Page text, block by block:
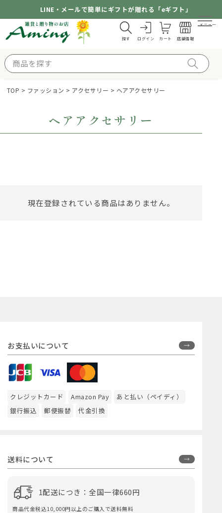
LINE・メールで簡単にギフトが贈れる「eギフト」
探す ログイン カート 店舗情報
メニュー
TOP ファッション アクセサリー ヘアアクセサリー
ヘアアクセサリー
現在登録されている商品はありません。
お支払いについて
クレジットカード Amazon Pay
あと払い（ペイディ）
銀行振込
郵便振替 代金引換
送料について
1配送につき：全国一律660円
商品代金税込10,000円以上のご購入で送料無料